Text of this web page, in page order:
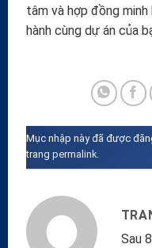
tâm và hợp đồng
hành cùng dự án của
Mục nhập này đã được
trang permalink.
Sau